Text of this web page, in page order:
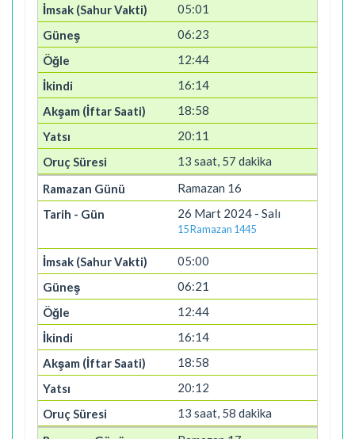
05:01
06:23
12:44
16:14
18:58
20:11
13 saat, 57 dakika
Ramazan 16
26 Mart 2024 - Salı
15 Ramazan 1445
05:00
06:21
12:44
16:14
18:58
20:12
13 saat, 58 dakika